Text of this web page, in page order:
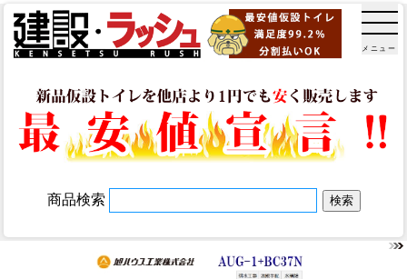
メニュー
商品検索